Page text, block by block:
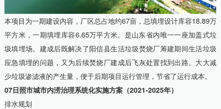
本项目为一期建设内容，厂区总占地约67亩，总填埋设计库容18.89万
平方米，一期填埋库容6.65万平方米。是山东省内唯一一座加盖式垃
圾填埋场。建成后既解决了阳信县生活垃圾焚烧厂筹建期间生活垃圾
应急填埋的问题，又为后续焚烧厂建成后飞灰处置找到出路。大大减
少垃圾渗滤液的产生量，便于后期项目运行管理，节省了运行成本。
07日照市城市内涝治理系统化实施方案（2021-2025年）
排水规划